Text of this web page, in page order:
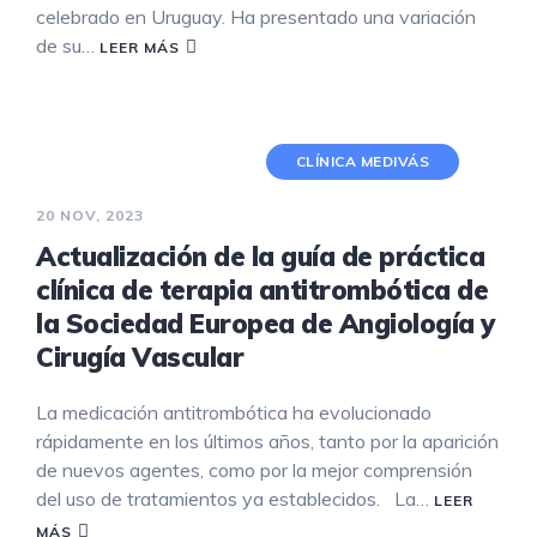
celebrado en Uruguay. Ha presentado una variación
de su… LEER MÁS
CLÍNICA MEDIVÁS
20 NOV, 2023
Actualización de la guía de práctica
clínica de terapia antitrombótica de
la Sociedad Europea de Angiología y
Cirugía Vascular
La medicación antitrombótica ha evolucionado
rápidamente en los últimos años, tanto por la aparición
de nuevos agentes, como por la mejor comprensión
del uso de tratamientos ya establecidos. La… LEER
MÁS